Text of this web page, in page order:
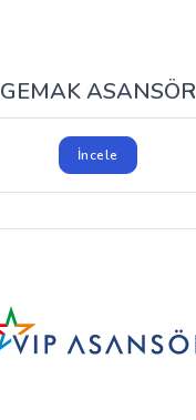
GEMAK ASANSÖR
İncele